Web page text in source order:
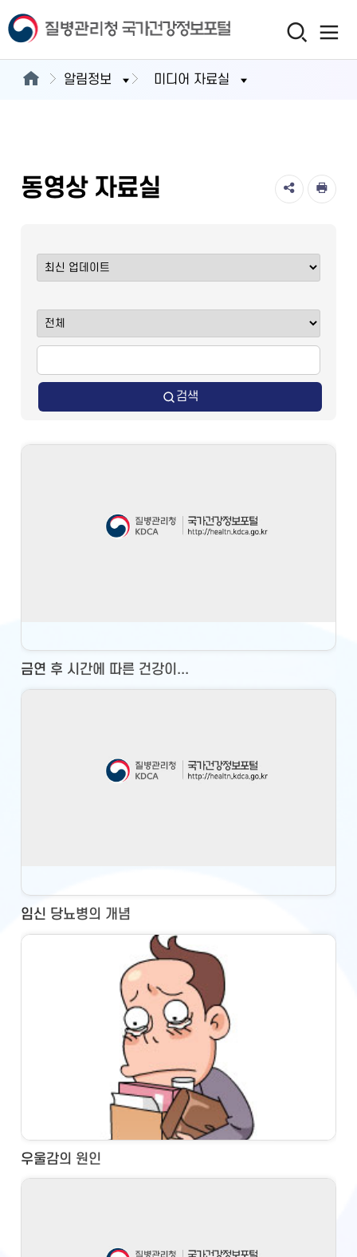
알림정보 미디어 자료실
동영상 자료실
검색
금연 후 시간에 따른 건강이...
임신 당뇨병의 개념
우울감의 원인